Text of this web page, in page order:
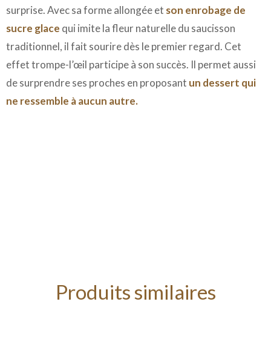
surprise. Avec sa forme allongée et son enrobage de
sucre glace qui imite la fleur naturelle du saucisson
traditionnel, il fait sourire dès le premier regard. Cet
effet trompe-l’œil participe à son succès. Il permet aussi
de surprendre ses proches en proposant un dessert qui
ne ressemble à aucun autre.
Produits similaires